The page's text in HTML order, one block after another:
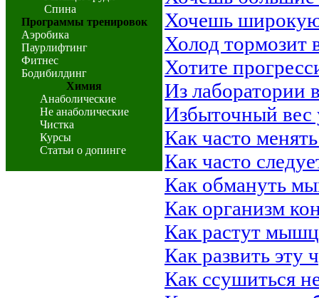
Спина
Программы тренировок
Аэробика
Паурлифтинг
Фитнес
Бодибилдинг
Химия
Анаболические
Не анаболические
Чистка
Курсы
Статьи о допинге
Хочешь
Холод тормозит
Хотите
Из лаборатории
Избыточный вес
Как часто
Как часто
Как обмануть
Как организм
Как растут
Как развить
Как ссушиться